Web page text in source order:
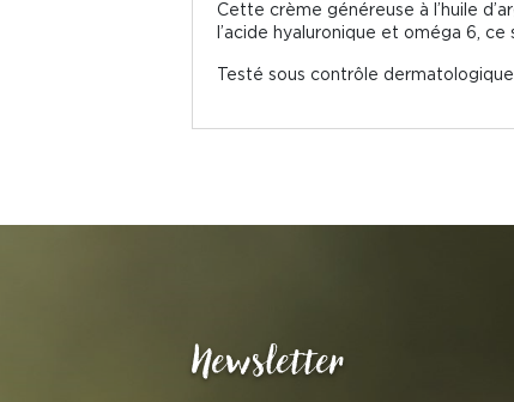
Cette crème généreuse à l’huile
l’acide hyaluronique et oméga 6,
Testé sous contrôle
Newsletter